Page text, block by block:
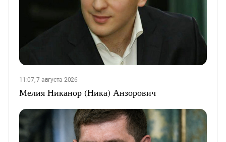
11:07, 7 августа 2026
Мелия Никанор (Ника) Анзорович